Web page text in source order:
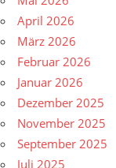
April 2026
März 2026
Februar 2026
Januar 2026
Dezember 2025
November 2025
September 2025
Juli 2025